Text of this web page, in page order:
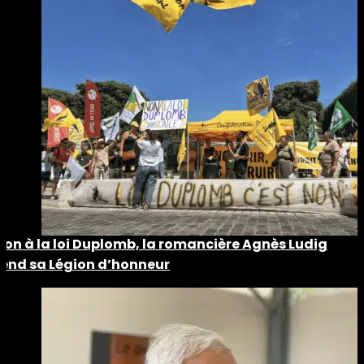
à la loi Duplomb, la romancière Agnès Ludig
sa Légion d’honneur